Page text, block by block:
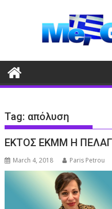
Tag: απόλυση
ΕΚΤΟΣ ΕΚΜΜ Η
March 4, 2018 Paris Petrou